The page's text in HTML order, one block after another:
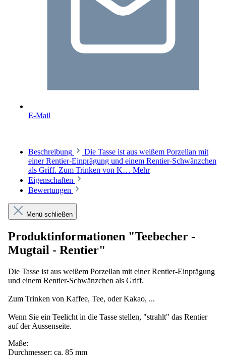
E-Mail
Beschreibung
Die Tasse ist aus weißem Porzellan mit
einer Rentier-Einprägung und einem Rentier-Schwänzchen
als Griff. Zum Trinken von K… Mehr
Eigenschaften
Bewertungen
Menü schließen
Produktinformationen "Teebecher -
Mugtail - Rentier"
Die Tasse ist aus weißem Porzellan mit einer Rentier-Einprägung
und einem Rentier-Schwänzchen als Griff.
Zum Trinken von Kaffee, Tee, oder Kakao, ...
Wenn Sie ein Teelicht in die Tasse stellen, "strahlt" das Rentier
auf der Aussenseite.
Maße:
Durchmesser: ca. 85 mm